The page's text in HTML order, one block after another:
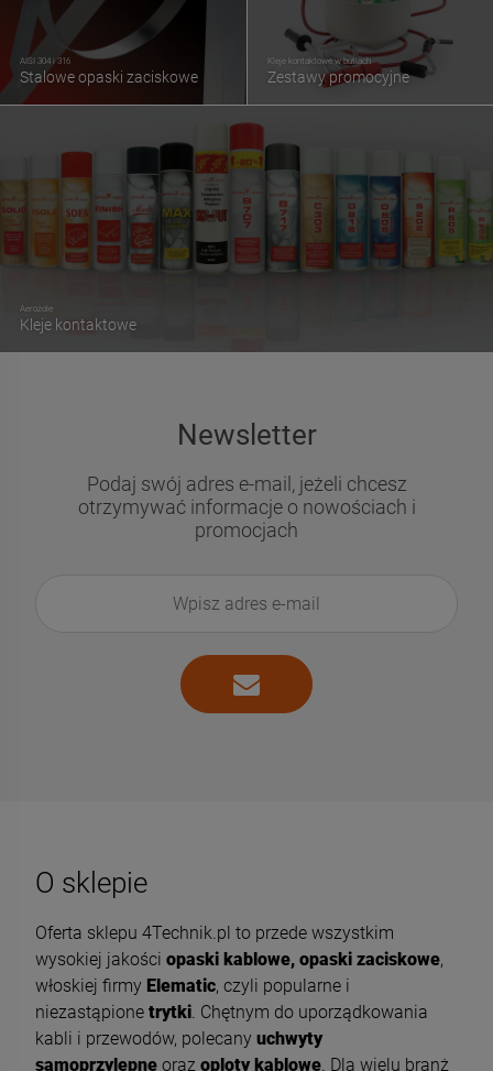
Aerozole
Kleje kontaktowe
AISI 304 i 316
Stalowe opaski zaciskowe
Kleje kontaktowe w butlach
Zestawy promocyjne
Newsletter
Podaj swój adres e-mail, jeżeli chcesz
otrzymywać informacje o nowościach i
promocjach
O sklepie
Oferta sklepu 4Technik.pl to przede wszystkim
wysokiej jakości opaski kablowe, opaski zaciskowe,
włoskiej firmy Elematic, czyli popularne i
niezastąpione trytki. Chętnym do uporządkowania
kabli i przewodów, polecany uchwyty
samoprzylepne oraz oploty kablowe. Dla wielu branż